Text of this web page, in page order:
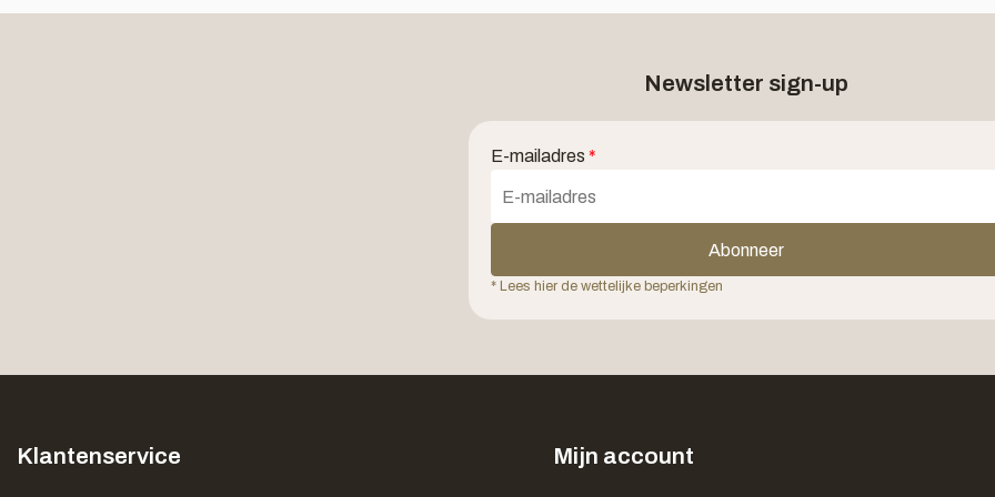
Newsletter sign-up
E-mailadres *
Abonneer
* Lees hier de wettelijke beperkingen
Klantenservice Mijn account